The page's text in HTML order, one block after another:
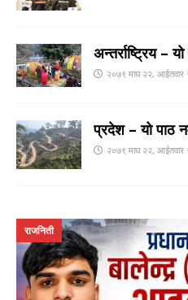
अन्तर्राष्ट्रिय –
२०७९ माघ २२,
प्रदेश – यो पाठ
२०७९ माघ २२,
राजनिती